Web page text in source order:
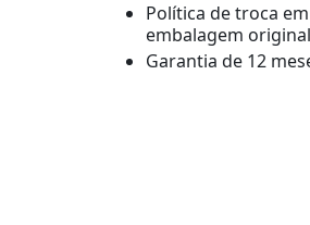
Política de troca
embalagem
Garantia de 12